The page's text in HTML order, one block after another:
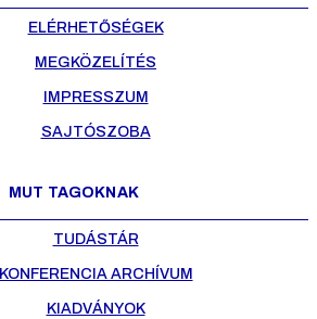
ELÉRHETŐSÉGEK
MEGKÖZELÍTÉS
IMPRESSZUM
SAJTÓSZOBA
MUT TAGOKNAK
TUDÁSTÁR
KONFERENCIA ARCHÍVUM
KIADVÁNYOK